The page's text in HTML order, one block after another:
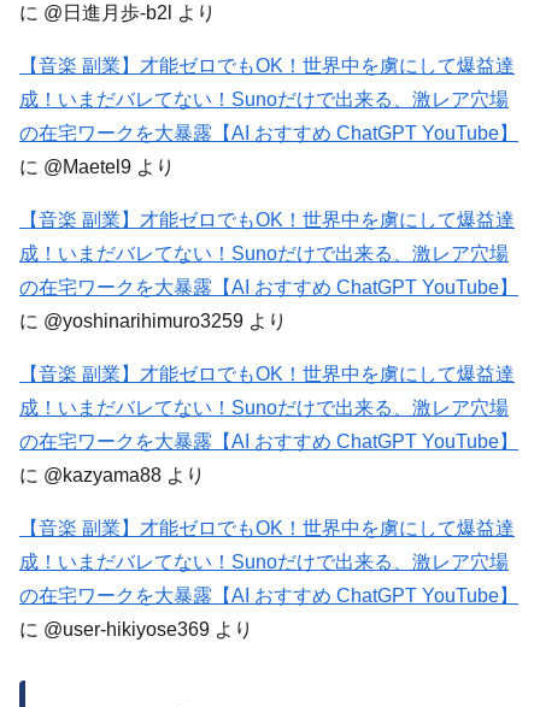
に @日進月歩-b2l より
【音楽 副業】才能ゼロでもOK！世界中を虜にして爆益達
成！いまだバレてない！Sunoだけで出来る、激レア穴場
の在宅ワークを大暴露【AI おすすめ ChatGPT YouTube】
に @Maetel9 より
【音楽 副業】才能ゼロでもOK！世界中を虜にして爆益達
成！いまだバレてない！Sunoだけで出来る、激レア穴場
の在宅ワークを大暴露【AI おすすめ ChatGPT YouTube】
に @yoshinarihimuro3259 より
【音楽 副業】才能ゼロでもOK！世界中を虜にして爆益達
成！いまだバレてない！Sunoだけで出来る、激レア穴場
の在宅ワークを大暴露【AI おすすめ ChatGPT YouTube】
に @kazyama88 より
【音楽 副業】才能ゼロでもOK！世界中を虜にして爆益達
成！いまだバレてない！Sunoだけで出来る、激レア穴場
の在宅ワークを大暴露【AI おすすめ ChatGPT YouTube】
に @user-hikiyose369 より